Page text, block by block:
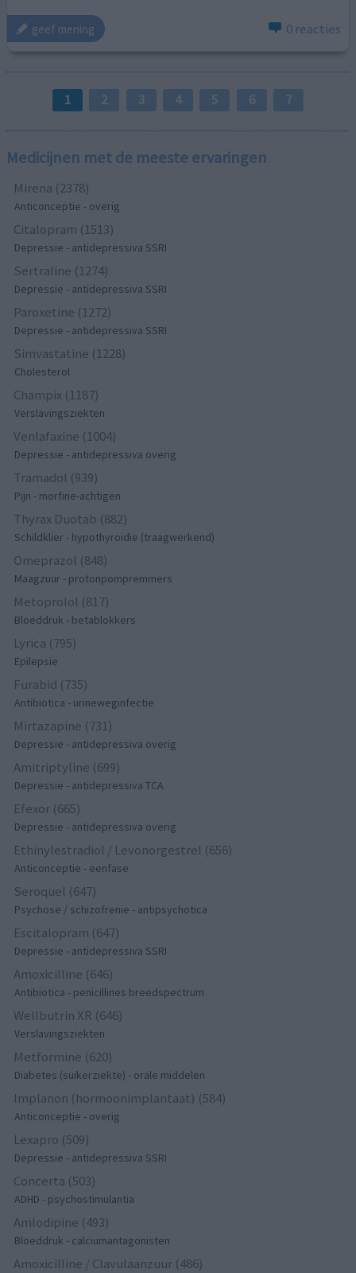
geef mening 0 reacties
1 2 3 4 5 6 7
Medicijnen met de meeste ervaringen
Mirena (2378)
Anticonceptie - overig
Citalopram (1513)
Depressie - antidepressiva SSRI
Sertraline (1274)
Depressie - antidepressiva SSRI
Paroxetine (1272)
Depressie - antidepressiva SSRI
Simvastatine (1228)
Cholesterol
Champix (1187)
Verslavingsziekten
Venlafaxine (1004)
Depressie - antidepressiva overig
Tramadol (939)
Pijn - morfine-achtigen
Thyrax Duotab (882)
Schildklier - hypothyroidie (traagwerkend)
Omeprazol (848)
Maagzuur - protonpompremmers
Metoprolol (817)
Bloeddruk - betablokkers
Lyrica (795)
Epilepsie
Furabid (735)
Antibiotica - urineweginfectie
Mirtazapine (731)
Depressie - antidepressiva overig
Amitriptyline (699)
Depressie - antidepressiva TCA
Efexor (665)
Depressie - antidepressiva overig
Ethinylestradiol / Levonorgestrel (656)
Anticonceptie - eenfase
Seroquel (647)
Psychose / schizofrenie - antipsychotica
Escitalopram (647)
Depressie - antidepressiva SSRI
Amoxicilline (646)
Antibiotica - penicillines breedspectrum
Wellbutrin XR (646)
Verslavingsziekten
Metformine (620)
Diabetes (suikerziekte) - orale middelen
Implanon (hormoonimplantaat) (584)
Anticonceptie - overig
Lexapro (509)
Depressie - antidepressiva SSRI
Concerta (503)
ADHD - psychostimulantia
Amlodipine (493)
Bloeddruk - calciumantagonisten
Amoxicilline / Clavulaanzuur (486)